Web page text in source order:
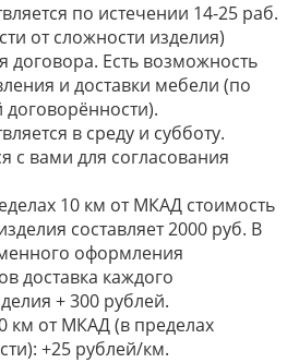
по истечении 14-25 раб.
от сложности изделия)
договора. Есть возможность
и доставки мебели (по
в среду и субботу.
с вами для согласования
10 км от МКАД стоимость
составляет 2000 руб. В
оформления
доставка каждого
+ 300 рублей.
км от МКАД (в пределах
+25 рублей/км.